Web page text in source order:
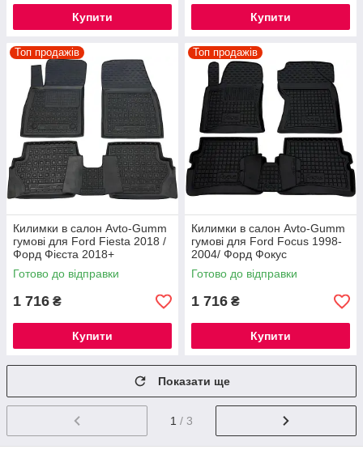
оперативно здійснювати відправки замовлень.
Забрати покупку з пошти ви зможете через 1-2 дні.
Дізнатися про нас більше
Як придбати гумові килимки в салон
FORD?
килимки для вашого автомобіля.
Купити Купити
Топ продажів
Килимки в салон Avto-Gumm
гумові для Ford Fiesta 2018 /
Форд Фієста 2018+
Готово до відправки
1 716 ₴
Купити
Топ продажів
Килимки в салон Avto-Gumm
гумові для Ford Focus 1998-
2004/ Форд Фокус
Готово до відправки
1 716 ₴
Купити
Показати ще
1 / 3